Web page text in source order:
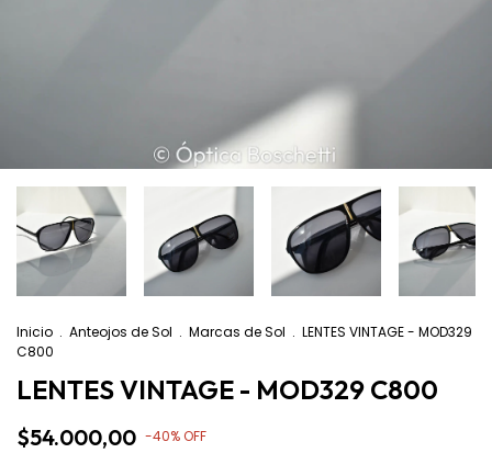
Inicio . Anteojos de Sol . Marcas de Sol . LENTES VINTAGE - MOD329
C800
LENTES VINTAGE - MOD329 C800
$54.000,00 -40%OFF